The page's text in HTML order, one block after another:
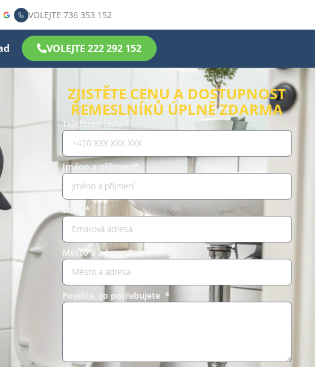
VOLEJTE 736 353 152
VOLEJTE 222 292 152
ZJISTĚTE CENU A DOSTUPNOST
ŘEMESLNÍKŮ ÚPLNĚ ZDARMA
Telefonní číslo *
Jméno a příjmení*
Email*
Město a adresa *
Popište, co potřebujete *